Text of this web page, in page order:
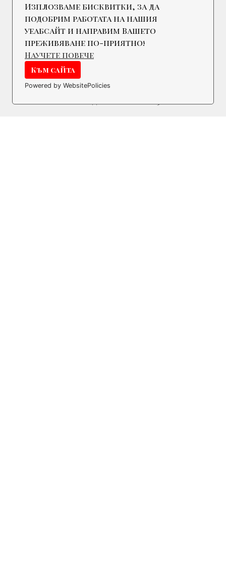
Изплозваме бисквитки, за да
подобрим работата на нашия
уеабсайт и направим Вашето
преживяване по-приятно!
Научете повече
Към сайта
Powered by WebsitePolicies
Телефон:+359 897872929
Адрес
Гр. Русе, 7000
ул. Муткурова №36, вх. А-1, ет. 1
Гр. Варна, 9000